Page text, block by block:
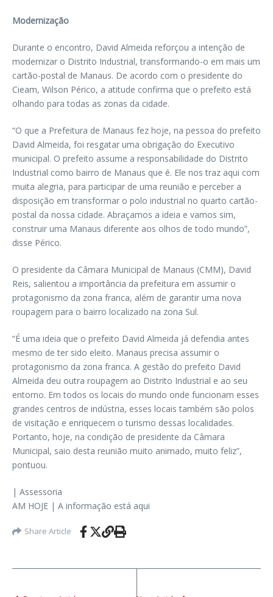
Modernização
Durante o encontro, David Almeida reforçou a intenção de
modernizar o Distrito Industrial, transformando-o em mais um
cartão-postal de Manaus. De acordo com o presidente do
Cieam, Wilson Périco, a atitude confirma que o prefeito está
olhando para todas as zonas da cidade.
“O que a Prefeitura de Manaus fez hoje, na pessoa do prefeito
David Almeida, foi resgatar uma obrigação do Executivo
municipal. O prefeito assume a responsabilidade do Distrito
Industrial como bairro de Manaus que é. Ele nos traz aqui com
muita alegria, para participar de uma reunião e perceber a
disposição em transformar o polo industrial no quarto cartão-
postal da nossa cidade. Abraçamos a ideia e vamos sim,
construir uma Manaus diferente aos olhos de todo mundo”,
disse Périco.
O presidente da Câmara Municipal de Manaus (CMM), David
Reis, salientou a importância da prefeitura em assumir o
protagonismo da zona franca, além de garantir uma nova
roupagem para o bairro localizado na zona Sul.
“É uma ideia que o prefeito David Almeida já defendia antes
mesmo de ter sido eleito. Manaus precisa assumir o
protagonismo da zona franca. A gestão do prefeito David
Almeida deu outra roupagem ao Distrito Industrial e ao seu
entorno. Em todos os locais do mundo onde funcionam esses
grandes centros de indústria, esses locais também são polos
de visitação e enriquecem o turismo dessas localidades.
Portanto, hoje, na condição de presidente da Câmara
Municipal, saio desta reunião muito animado, muito feliz”,
pontuou.
| Assessoria
AM HOJE | A informação está aqui
Share Article